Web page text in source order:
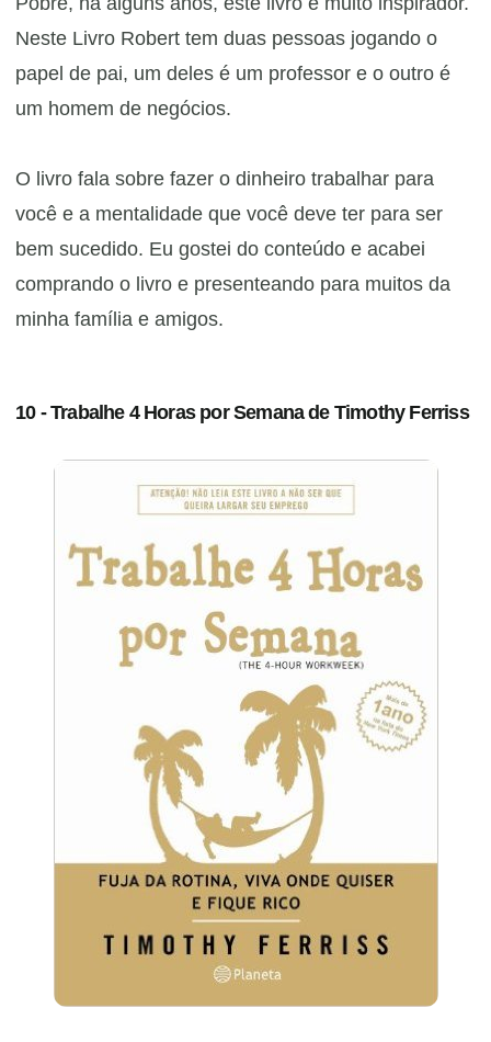
Neste Livro Robert tem duas pessoas jogando o
papel de pai, um deles é um professor e o outro é
um homem de negócios.
​O livro fala sobre fazer o dinheiro trabalhar para
você e a mentalidade que você deve ter para ser
bem sucedido. Eu gostei do conteúdo e acabei
comprando o livro e presenteando para muitos da
minha família e amigos. ​
10 - Trabalhe 4 Horas por Semana de Timothy Ferriss